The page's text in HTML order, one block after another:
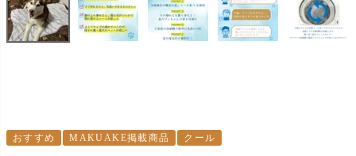
おすすめ MAKUAKE掲載商品 クール